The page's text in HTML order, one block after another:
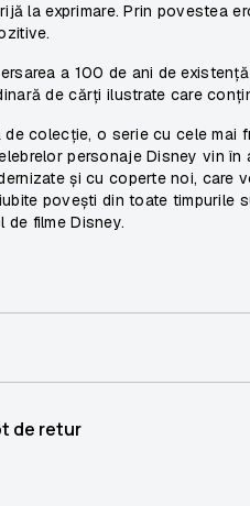
la exprimare. Prin povestea
a 100 de ani de
de cărți ilustrate care
de colecție, o serie cu cele mai
personaje Disney vin
și cu coperte noi, care
povești din toate timpurile
de filme Disney.
Biblioteca Disney
de retur